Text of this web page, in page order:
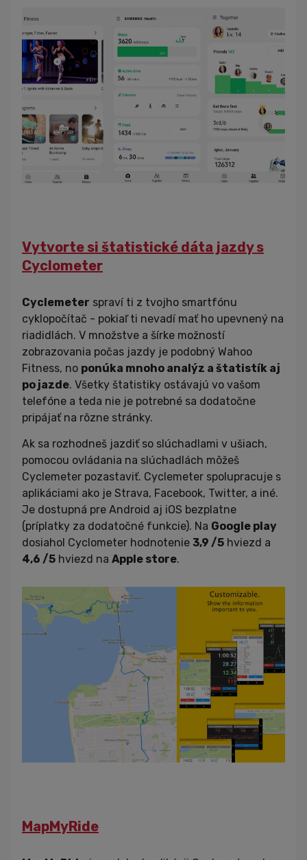
Vytvorte si štatistické dáta jazdy s
Cyclometer
Cyclemeter spraví ti z tvojho smartfónu
cyklopočítač - pokiaľ ti nevadí mať ho upevnený na
riadidlách. V množstve a šírke možností
zobrazovania počas jazdy je podobný Wahoo
Fitness, no ponúka mnoho analýz a štatistík aj
po jazde. Všetky štatistiky ostávajú vo vašom
telefóne a teda nie je potrebné sa dodatočne
pripájať na rôzne stránky.
Ak sa rozhodneš jazdiť so slúchadlami v ušiach,
pomocou ovládania na slúchadlách môžeš
Cyclemeter pozastaviť. Cyclemeter spolupracuje s
aplikáciami ako je Strava, Facebook, Twitter, a iné.
Je dostupná pre Android aj iOS bezplatne
(príplatky za dodatočné funkcie). Na Google play
dosiahol Cyclometer hodnotenie 3,9 /5 hviezd a
4,6 /5 hviezd na Apple store.
MapMyRide